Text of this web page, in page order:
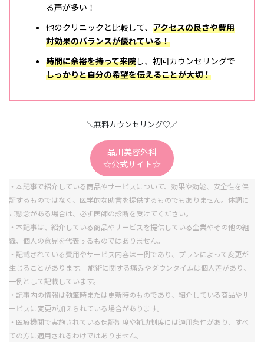
る声が多い！
他のクリニックと比較して、 アクセスの良さや費用
対効果のバランスが優れている！
時間に余裕を持って来院し、初回カウンセリングで
しっかりと自分の希望を伝えることが大切！
＼無料カウンセリング♡／
品川美容外科
☆公式サイト☆
・本記事で紹介している商品やサービスについて、効果や効能、安全性を保
証するものではなく、医学的な助言を提供するものでもありません。体調に
ご懸念がある場合は、必ず医師の診断を受けてください。
・本記事は、紹介している商品やサービスを提供している企業やその他の組
織、個人の意見を代表するものではありません。
・記載されている費用やサービス内容は一例であり、プランによって変更が
生じることがあります。 施術に関する痛みやダウンタイムは個人差があり、
一例として記載しています。
・記事内の情報は執筆時または更新時のものであり、紹介している商品やサ
ービスに変更が加えられている場合があります。
・医療機関で実施されている保証制度や補助制度には適用条件があり、すべ
ての方に適用されるわけではありません。